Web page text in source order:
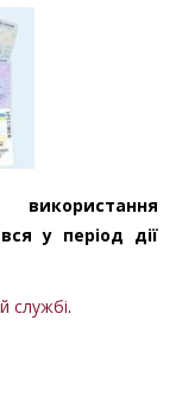
у період дії
службі.